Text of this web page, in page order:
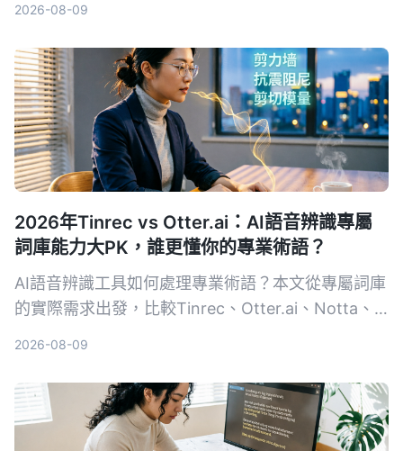
2026-08-09
2026年Tinrec vs Otter.ai：AI語音辨識專屬
詞庫能力大PK，誰更懂你的專業術語？
AI語音辨識工具如何處理專業術語？本文從專屬詞庫
的實際需求出發，比較Tinrec、Otter.ai、Notta、
2026-08-09